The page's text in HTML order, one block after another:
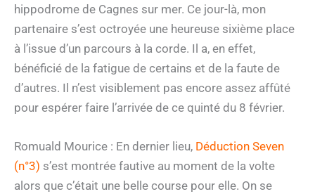
hippodrome de Cagnes sur mer. Ce jour-là, mon
partenaire s’est octroyée une heureuse sixième place
à l’issue d’un parcours à la corde. Il a, en effet,
bénéficié de la fatigue de certains et de la faute de
d’autres. Il n’est visiblement pas encore assez affûté
pour espérer faire l’arrivée de ce quinté du 8 février.
Romuald Mourice : En dernier lieu, Déduction Seven
(n°3) s’est montrée fautive au moment de la volte
alors que c’était une belle course pour elle. On se